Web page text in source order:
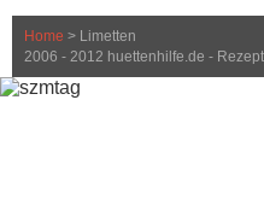
Home > Limetten
2006 - 2012 huettenhilfe.de -